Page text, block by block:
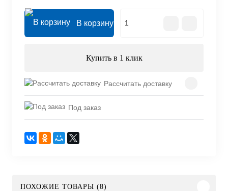
В корзину
Купить в 1 клик
Рассчитать доставку
Под заказ
ПОХОЖИЕ ТОВАРЫ (8)